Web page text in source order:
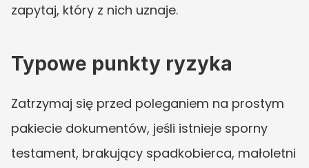
zapytaj, który z nich uznaje.
Typowe punkty ryzyka
Zatrzymaj się przed poleganiem na prostym
pakiecie dokumentów, jeśli istnieje sporny
testament, brakujący spadkobierca, małoletni